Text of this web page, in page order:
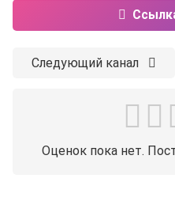
Следующий канал
Оценок пока нет.